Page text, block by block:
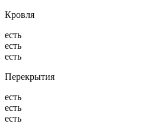
Кровля
есть
есть
есть
Перекрытия
есть
есть
есть